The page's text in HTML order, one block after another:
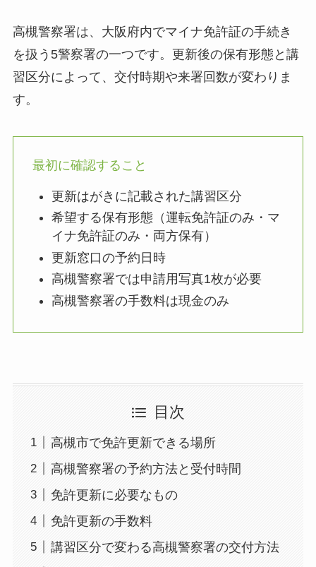
高槻警察署は、大阪府内でマイナ免許証の手続き
を扱う5警察署の一つです。更新後の保有形態と講
習区分によって、交付時期や来署回数が変わりま
す。
最初に確認すること
更新はがきに記載された講習区分
希望する保有形態（運転免許証のみ・マ
イナ免許証のみ・両方保有）
更新窓口の予約日時
高槻警察署では申請用写真1枚が必要
高槻警察署の手数料は現金のみ
目次
高槻市で免許更新できる場所
高槻警察署の予約方法と受付時間
免許更新に必要なもの
免許更新の手数料
講習区分で変わる高槻警察署の交付方法